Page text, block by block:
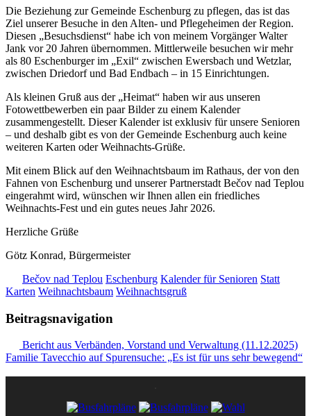
Die Beziehung zur Gemeinde Eschenburg zu pflegen, das ist das
Ziel unserer Besuche in den Alten- und Pflegeheimen der Region.
Diesen „Besuchsdienst“ habe ich von meinem Vorgänger Walter
Jank vor 20 Jahren übernommen. Mittlerweile besuchen wir mehr
als 80 Eschenburger im „Exil“ zwischen Ewersbach und Wetzlar,
zwischen Driedorf und Bad Endbach – in 15 Einrichtungen.
Als kleinen Gruß aus der „Heimat“ haben wir aus unseren
Fotowettbewerben ein paar Bilder zu einem Kalender
zusammengestellt. Dieser Kalender ist exklusiv für unsere Senioren
– und deshalb gibt es von der Gemeinde Eschenburg auch keine
weiteren Karten oder Weihnachts-Grüße.
Mit einem Blick auf den Weihnachtsbaum im Rathaus, der von den
Fahnen von Eschenburg und unserer Partnerstadt Bečov nad Teplou
eingerahmt wird, wünschen wir Ihnen allen ein friedliches
Weihnachts-Fest und ein gutes neues Jahr 2026.
Herzliche Grüße
Götz Konrad, Bürgermeister
Bečov nad Teplou Eschenburg Kalender für Senioren Statt
Karten Weihnachtsbaum Weihnachtsgruß
Beitragsnavigation
Bericht aus Verbänden, Vorstand und Verwaltung (11.12.2025)
Familie Tavecchio auf Spurensuche: „Es ist für uns sehr bewegend“